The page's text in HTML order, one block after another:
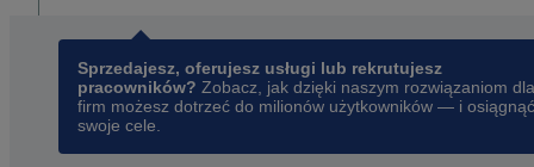
Sprzedajesz, oferujesz usługi lub rekrutujesz
pracowników? Zobacz, jak dzięki naszym rozwiązaniom dla
firm możesz dotrzeć do milionów użytkowników — i osiągnąć
swoje cele.